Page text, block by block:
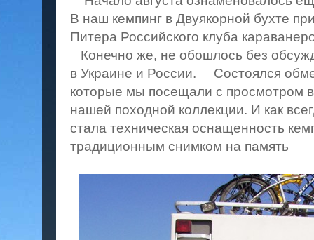
В наш кемпинг в Двуякорной бухте
Питера Российского клуба
Конечно же, не обошлось без
в Украине и России. Состоялся
которые мы посещали с просмотром
нашей походной коллекции. И как
стала техническая оснащенность
традиционным снимком на память